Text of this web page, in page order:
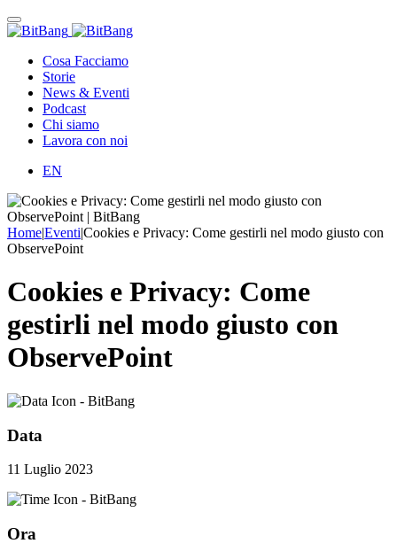
Cosa Facciamo
Storie
News & Eventi
Podcast
Chi siamo
Lavora con noi
EN
Home|Eventi|Cookies e Privacy: Come gestirli nel modo giusto con
ObservePoint
Cookies e Privacy: Come
gestirli nel modo giusto con
ObservePoint
Data
11 Luglio 2023
Ora